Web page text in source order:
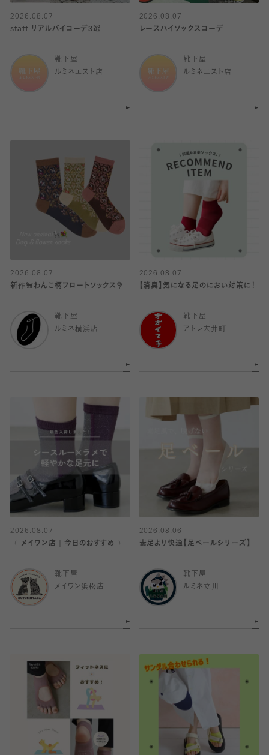
2026.08.07
staff リアルバイコーデ3選
靴下屋
ルミネエスト店
2026.08.07
レースハイソックスコーデ
靴下屋
ルミネエスト店
2026.08.07
新作🐩わんこ柄フロートソックス💐
靴下屋
ルミネ横浜店
2026.08.07
【消臭】気になる足のにおい対策に！
靴下屋
アトレ大井町
2026.08.07
〈 メイワン店｜今日のおすすめ 〉
靴下屋
メイワン浜松店
2026.08.06
素足より快適【足ベールシリーズ】
靴下屋
ルミネ立川